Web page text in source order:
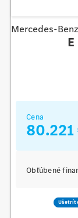
Mercedes-Benz
Cena
80.221
Obľúbené